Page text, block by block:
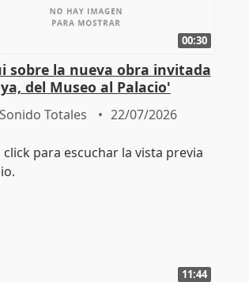
00:30
sobre la nueva obra invitada
del Museo al Palacio'
Sonido Totales 22/07/2026
11:44